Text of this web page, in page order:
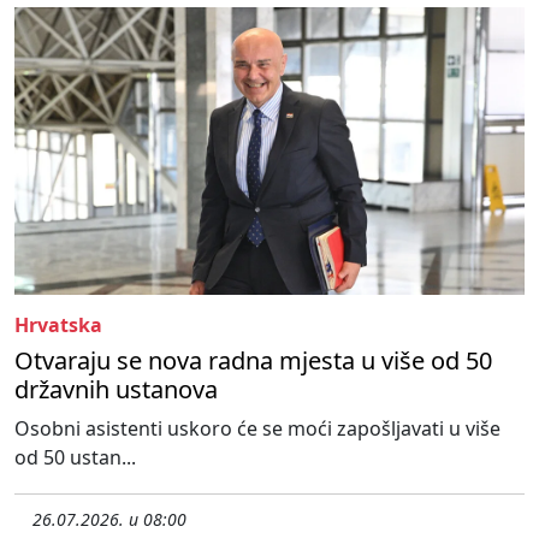
Hrvatska
Otvaraju se nova radna mjesta u više od 50
državnih ustanova
Osobni asistenti uskoro će se moći zapošljavati u više
od 50 ustan...
26.07.2026. u 08:00